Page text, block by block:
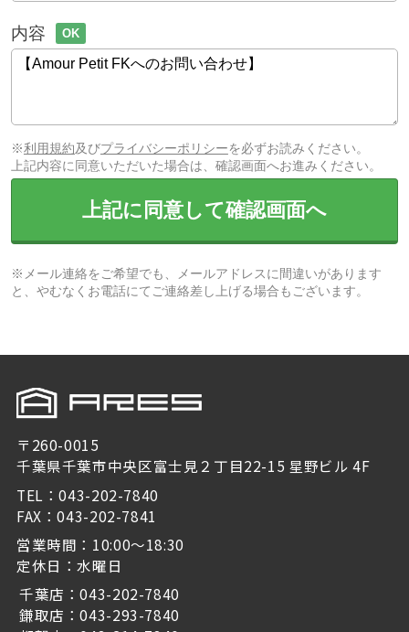
内容 OK
※利用規約及びプライバシーポリシーを必ずお読みください。
上記内容に同意いただいた場合は、確認画面へお進みください。
上記に同意して確認画面へ
※メール連絡をご希望でも、メールアドレスに間違いがあります
と、やむなくお電話にてご連絡差し上げる場合もございます。
〒260-0015
千葉県千葉市中央区富士見２丁目22-15 星野ビル 4F
TEL：043-202-7840
FAX：043-202-7841
営業時間：10:00～18:30
定休日：水曜日
千葉店：043-202-7840
鎌取店：043-293-7840